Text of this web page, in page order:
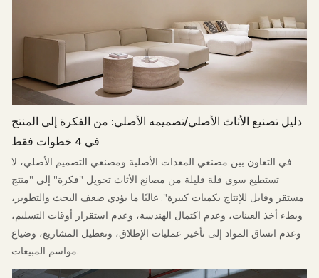
دليل تصنيع الأثاث الأصلي/تصميمه الأصلي: من الفكرة إلى المنتج
في 4 خطوات فقط
في التعاون بين مصنعي المعدات الأصلية ومصنعي التصميم الأصلي، لا
تستطيع سوى قلة قليلة من مصانع الأثاث تحويل "فكرة" إلى "منتج
مستقر وقابل للإنتاج بكميات كبيرة". غالبًا ما يؤدي ضعف البحث والتطوير،
وبطء أخذ العينات، وعدم اكتمال الهندسة، وعدم استقرار أوقات التسليم،
وعدم اتساق المواد إلى تأخير عمليات الإطلاق، وتعطيل المشاريع، وضياع
مواسم المبيعات.